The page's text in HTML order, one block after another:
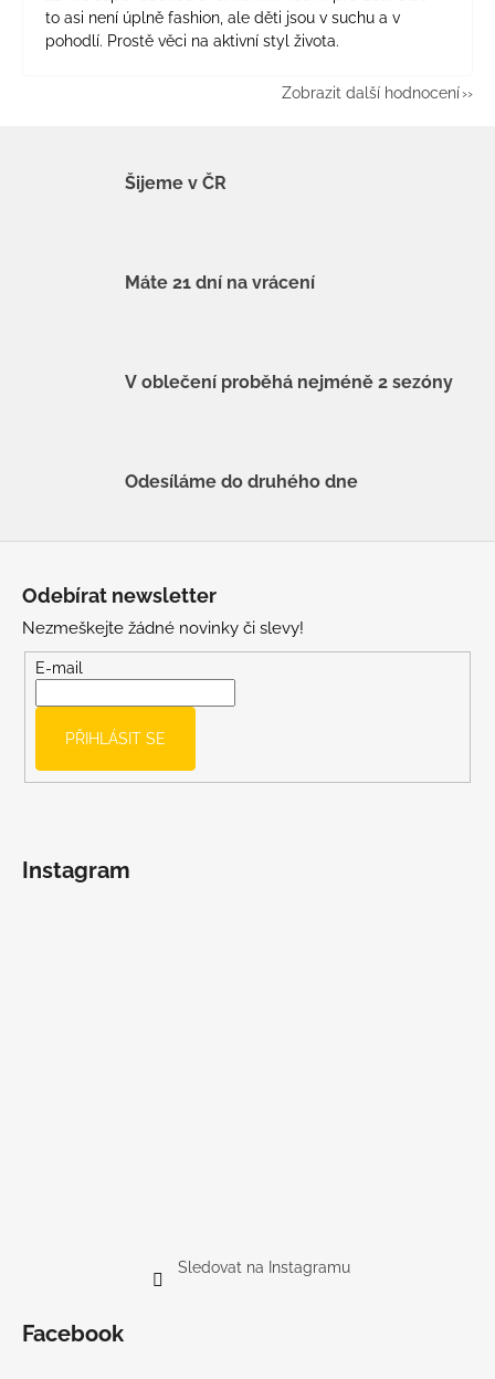
to asi není úplně fashion, ale děti jsou v suchu a v
pohodlí. Prostě věci na aktivní styl života.
Zobrazit další hodnocení
Šijeme v ČR
Máte 21 dní na vrácení
V oblečení proběhá nejméně 2 sezóny
Odesíláme do druhého dne
Odebírat newsletter
Nezmeškejte žádné novinky či slevy!
E-mail
PŘIHLÁSIT SE
Instagram
Sledovat na Instagramu
Facebook